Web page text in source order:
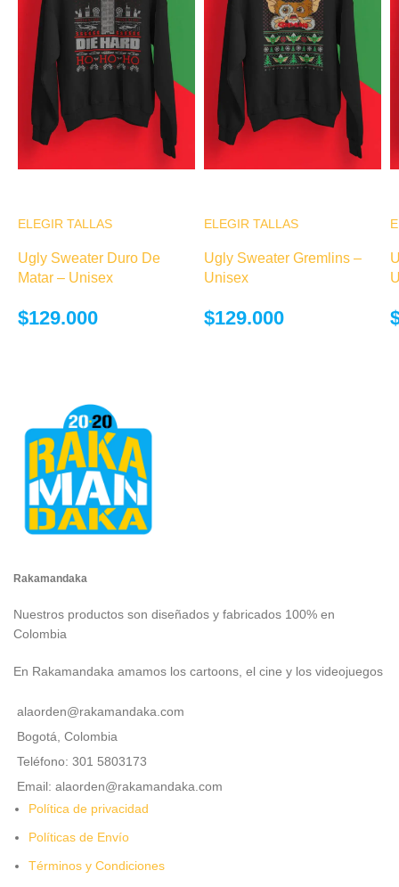
ELEGIR TALLAS
variantes. Las
opciones se
Ugly Sweater Duro De
Matar – Unisex
$129.000
ELEGIR TALLAS
variantes. Las
Ugly Sweater Gremlins –
Unisex
$129.000
Rakamandaka
Nuestros productos son diseñados y fabricados 100% en
Colombia
En Rakamandaka amamos los cartoons, el cine y los videojuegos
alaorden@rakamandaka.com
Bogotá, Colombia
Teléfono: 301 5803173
Email: alaorden@rakamandaka.com
Política de privacidad
Políticas de Envío
Términos y Condiciones